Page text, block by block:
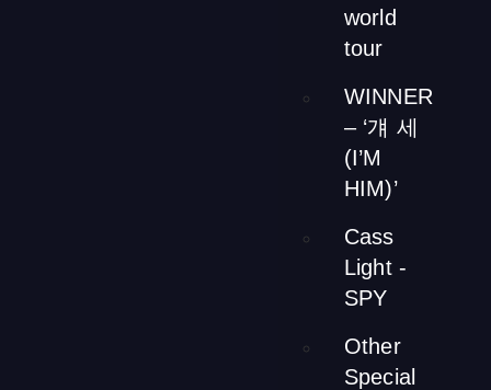
world
tour
WINNER
– ‘걔 세
(I’M
HIM)’
Cass
Light -
SPY
Other
Special